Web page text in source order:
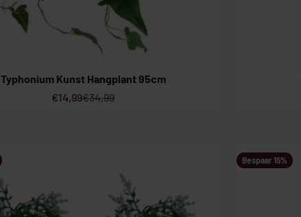
Typhonium Kunst Hangplant 95cm
Aanbiedingsprijs
€14,99Normale prijs
€34,99
Bespaar 15%